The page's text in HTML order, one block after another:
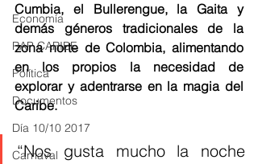
Economía
RAP CARIBE
Política
Documentos
Día 10/10 2017
Carnaval
Cumbia, el Bullerengue, la Gaita y
demás géneros tradicionales de la
zona norte de Colombia, alimentando
en los propios la necesidad de
explorar y adentrarse en la magia del
Caribe.
“Nos gusta mucho la noche